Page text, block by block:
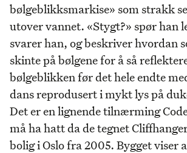
bølgeblikksmarkise» som strakk
utover vannet. «Stygt?» spør han
svarer han, og beskriver hvordan
skinte på bølgene for å så
bølgeblikken før det hele endte
dans reprodusert i mykt lys på
Det er en lignende tilnærming
må ha hatt da de tegnet
bolig i Oslo fra 2005. Bygget viser